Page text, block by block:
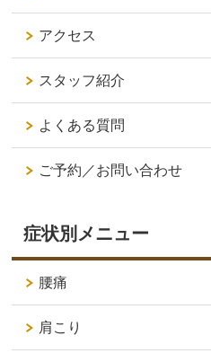
アクセス
スタッフ紹介
よくある質問
ご予約／お問い合わせ
症状別メニュー
腰痛
肩こり